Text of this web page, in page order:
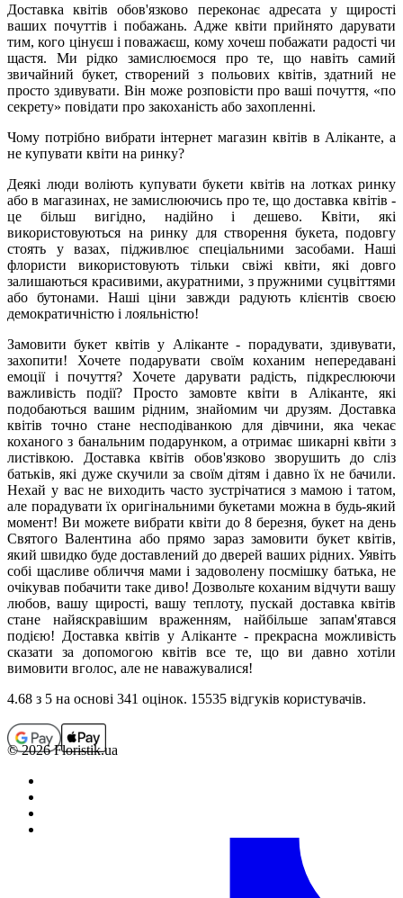
Доставка квітів обов'язково переконає адресата у щирості
ваших почуттів і побажань. Адже квіти прийнято дарувати
тим, кого цінуєш і поважаєш, кому хочеш побажати радості чи
щастя. Ми рідко замислюємося про те, що навіть самий
звичайний букет, створений з польових квітів, здатний не
просто здивувати. Він може розповісти про ваші почуття, «по
секрету» повідати про закоханість або захопленні.
Чому потрібно вибрати інтернет магазин квітів в Аліканте, а
не купувати квіти на ринку?
Деякі люди воліють купувати букети квітів на лотках ринку
або в магазинах, не замислюючись про те, що доставка квітів -
це більш вигідно, надійно і дешево. Квіти, які
використовуються на ринку для створення букета, подовгу
стоять у вазах, підживлює спеціальними засобами. Наші
флористи використовують тільки свіжі квіти, які довго
залишаються красивими, акуратними, з пружними суцвіттями
або бутонами. Наші ціни завжди радують клієнтів своєю
демократичністю і лояльністю!
Замовити букет квітів у Аліканте - порадувати, здивувати,
захопити! Хочете подарувати своїм коханим непередавані
емоції і почуття? Хочете дарувати радість, підкреслюючи
важливість події? Просто замовте квіти в Аліканте, які
подобаються вашим рідним, знайомим чи друзям. Доставка
квітів точно стане несподіванкою для дівчини, яка чекає
коханого з банальним подарунком, а отримає шикарні квіти з
листівкою. Доставка квітів обов'язково зворушить до сліз
батьків, які дуже скучили за своїм дітям і давно їх не бачили.
Нехай у вас не виходить часто зустрічатися з мамою і татом,
але порадувати їх оригінальними букетами можна в будь-який
момент! Ви можете вибрати квіти до 8 березня, букет на день
Святого Валентина або прямо зараз замовити букет квітів,
який швидко буде доставлений до дверей ваших рідних. Уявіть
собі щасливе обличчя мами і задоволену посмішку батька, не
очікував побачити таке диво! Дозвольте коханим відчути вашу
любов, вашу щирості, вашу теплоту, пускай доставка квітів
стане найяскравішим враженням, найбільше запам'ятався
подією! Доставка квітів у Аліканте - прекрасна можливість
сказати за допомогою квітів все те, що ви давно хотіли
вимовити вголос, але не наважувалися!
4.68 з 5 на основi 341 оцiнок. 15535 відгуків користувачiв.
© 2026 Floristik.ua